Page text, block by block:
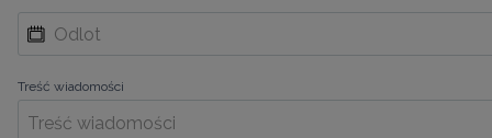
Treść wiadomości